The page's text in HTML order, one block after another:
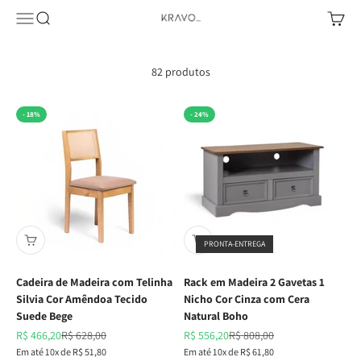
Pular para o conteúdo
Abrir menu de navegação
Abrir pesquisa KRAVO urban design Abrir
82 produtos
- 18%
Cadeira de Madeira com Telinha
Silvia Cor Amêndoa Tecido
Suede Bege
Preço promocional
R$ 466,20Preço normal
R$ 628,00
Em até 10x de R$ 51,80
- 24%
PRONTA-ENTREGA
Rack em Madeira 2 Gavetas 1
Nicho Cor Cinza com Cera
Natural Boho
Preço promocional
R$ 556,20Preço normal
R$ 808,00
Em até 10x de R$ 61,80